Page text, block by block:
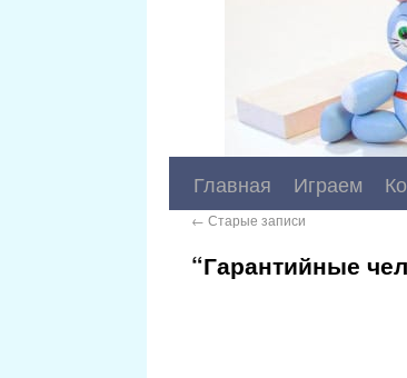
Главная Играем
← Старые записи
“Гарантийные